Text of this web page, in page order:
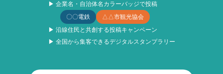
▶ 企業名・自治体名カラーバッジで投稿
〇〇電鉄
△△市観光協会
▶ 沿線住民と共創する投稿キャンペーン
▶ 全国から集客できるデジタルスタンプラリー